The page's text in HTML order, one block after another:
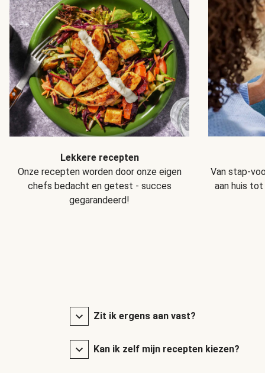
Lekkere recepten
Onze recepten worden door onze eigen
chefs bedacht en getest - succes
gegarandeerd!
Van stap-
aan huis tot
Zit ik ergens aan vast?
Kan ik zelf mijn recepten kiezen?